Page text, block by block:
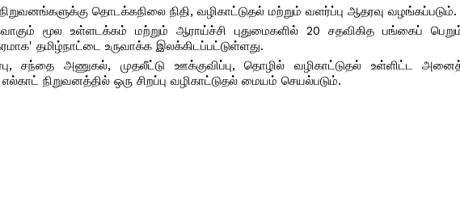
தொடக்கநிலை நிதி, வழிகாட்டுதல் மற்றும் வளர்ப்பு ஆதரவு வழங்கப்படும்.
மூல உள்ளடக்கம் மற்றும் ஆராய்ச்சி புதுமைகளில் 20 சதவிகித பங்கைப்
தமிழ்நாட்டை உருவாக்க இலக்கிடப்பட்டுள்ளது.
சந்தை அணுகல், முதலீட்டு ஊக்குவிப்பு, தொழில் வழிகாட்டுதல் உள்ளிட்ட
நிறுவனத்தில் ஒரு சிறப்பு வழிகாட்டுதல் மையம் செயல்படும்.